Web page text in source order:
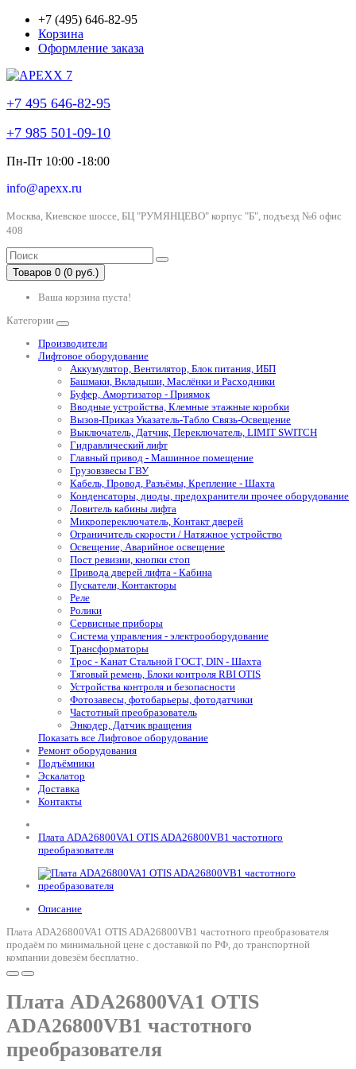
+7 (495) 646-82-95
Корзина
Оформление заказа
+7 495 646-82-95
+7 985 501-09-10
Пн-Пт 10:00 -18:00
info@apexx.ru
Москва, Киевское шоссе, БЦ "РУМЯНЦЕВО" корпус "Б", подъезд №6 офис
408
Товаров 0 (0 руб.)
Ваша корзина пуста!
Категории
Производители
Лифтовое оборудование
Аккумулятор, Вентилятор, Блок питания, ИБП
Башмаки, Вкладыши, Маслёнки и Расходники
Буфер, Амортизатор - Приямок
Вводные устройства, Клемные этажные коробки
Вызов-Приказ Указатель-Табло Связь-Освещение
Выключатель, Датчик, Переключатель, LIMIT SWITCH
Гидравлический лифт
Главный привод - Машинное помещение
Грузовзвесы ГВУ
Кабель, Провод, Разъёмы, Крепление - Шахта
Конденсаторы, диоды, предохранители прочее оборудование
Ловитель кабины лифта
Микропереключатель, Контакт дверей
Ограничитель скорости / Натяжное устройство
Освещение, Аварийное освещение
Пост ревизии, кнопки стоп
Привода дверей лифта - Кабина
Пускатели, Контакторы
Реле
Ролики
Сервисные приборы
Система управления - электрооборудование
Трансформаторы
Трос - Канат Стальной ГОСТ, DIN - Шахта
Тяговый ремень, Блоки контроля RBI OTIS
Устройства контроля и безопасности
Фотозавесы, фотобарьеры, фотодатчики
Частотный преобразователь
Энкодер, Датчик вращения
Показать все Лифтовое оборудование
Ремонт оборудования
Подъёмники
Эскалатор
Доставка
Контакты
Плата ADA26800VA1 OTIS ADA26800VB1 частотного
преобразователя
Описание
Плата ADA26800VA1 OTIS ADA26800VB1 частотного преобразователя
продаём по минимальной цене с доставкой по РФ, до транспортной
компании довезём бесплатно.
Плата ADA26800VA1 OTIS
ADA26800VB1 частотного
преобразователя